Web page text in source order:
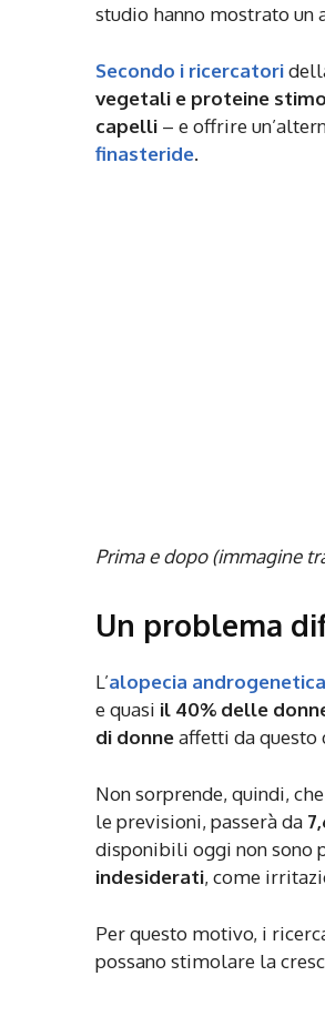
studio hanno mostrato un
Secondo i ricercatori
vegetali e proteine
capelli – e offrire
finasteride.
Prima e dopo (immagine
Un problema
L’alopecia androgenetica
e quasi il 40% delle
di donneaffetti da questo
Non sorprende, quindi,
le previsioni, passerà da
disponibili oggi non sono
indesiderati, come
Per questo motivo, i
possano stimolare la